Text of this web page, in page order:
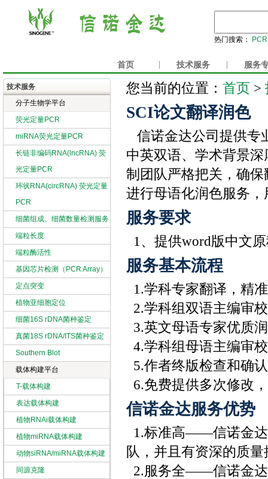
热门搜索： PCR
首页 技术服务 服务
技术服务
分子生物学平台
荧光定量PCR
miRNA荧光定量PCR
长链非编码RNA(lncRNA) 荧
光定量PCR
环状RNA(circRNA) 荧光定量
PCR
细菌组成、细菌数量检测服务
端粒长度
端粒酶活性
基因芯片检测（PCR Array）
定点突变
植物亚细胞定位
细菌16S rDNA菌种鉴定
真菌18S rDNA/ITS菌种鉴定
Southern Blot
载体构建平台
T-载体构建
表达载体构建
植物RNAi载体构建
植物miRNA载体构建
动物siRNA/miRNA载体构建
同源克隆
您当前的位置： 首页 >
SCI论文翻译润色
信诺金达公司提供专
中英双语、学术背景
制团队严格把关，确
进行母语化润色服务
服务要求
1、提供word版中文
服务基本流程
1.学科专家翻译，精
2.学科组双语主编审
3.英文母语专家优质
4.学科组母语主编审
5.作者终版检查和确
6.免费提供多次修改
信诺金达服务优势
1.标准高——信诺金达
队，并且有资深的质
2.服务全——信诺金达